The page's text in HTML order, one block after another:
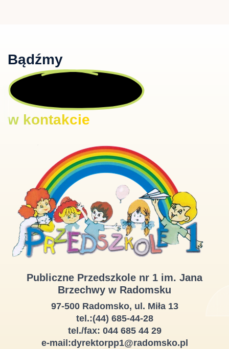
Bądźmy
w kontakcie
Publiczne Przedszkole nr 1 im. Jana
Brzechwy w Radomsku
97-500 Radomsko, ul. Miła 13
tel.:(44) 685-44-28
tel./fax: 044 685 44 29
e-mail:dyrektorpp1@radomsko.pl